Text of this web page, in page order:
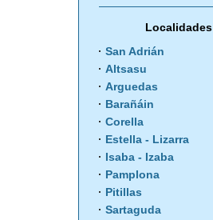
Localidades
San Adrián
Altsasu
Arguedas
Barañáin
Corella
Estella - Lizarra
Isaba - Izaba
Pamplona
Pitillas
Sartaguda